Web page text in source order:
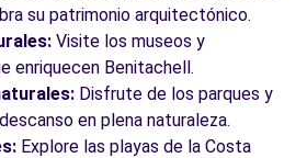
su patrimonio arquitectónico.
Visite los museos y
enriquecen Benitachell.
Disfrute de los parques y
en plena naturaleza.
Explore las playas de la Costa